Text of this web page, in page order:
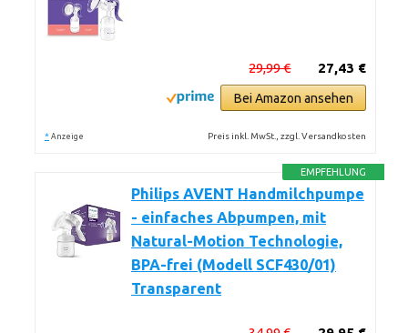
27,43 €
29,99 €
Bei Amazon ansehen
* Anzeige Preis inkl. MwSt., zzgl. Versandkosten
EMPFEHLUNG
Philips AVENT Handmilchpumpe
- einfaches Abpumpen, mit
Natural-Motion Technologie,
BPA-frei (Modell SCF430/01)
Transparent